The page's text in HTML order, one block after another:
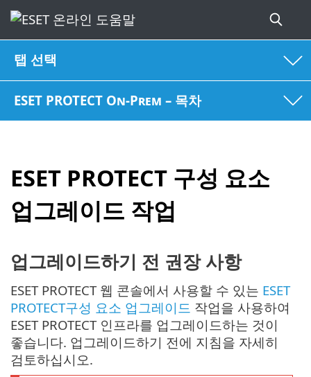
탭 선택
ESET PROTECT On-Prem – 목차
ESET PROTECT 구성 요소
업그레이드 작업
업그레이드하기 전 권장 사항
ESET PROTECT 웹 콘솔에서 사용할 수 있는 ESET
PROTECT구성 요소 업그레이드 작업을 사용하여
ESET PROTECT 인프라를 업그레이드하는 것이
좋습니다. 업그레이드하기 전에 지침을 자세히
검토하십시오.